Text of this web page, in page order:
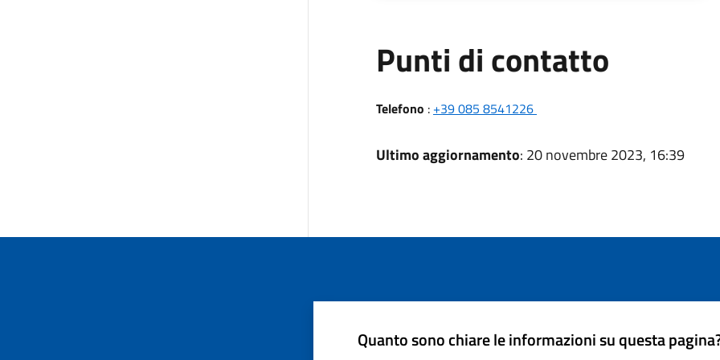
Punti di contatto
Telefono : +39 085 8541226
Ultimo aggiornamento: 20 novembre 2023, 16:39
Quanto sono chiare le informazioni su questa